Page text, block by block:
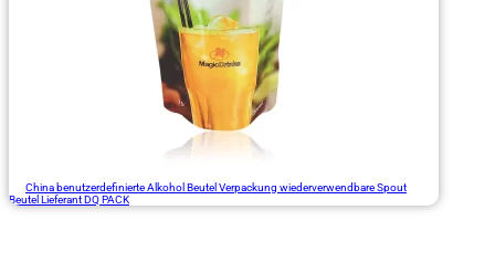
China benutzerdefinierte Alkohol Beutel Verpackung wiederverwendbare Spout
Beutel Lieferant DQ PACK